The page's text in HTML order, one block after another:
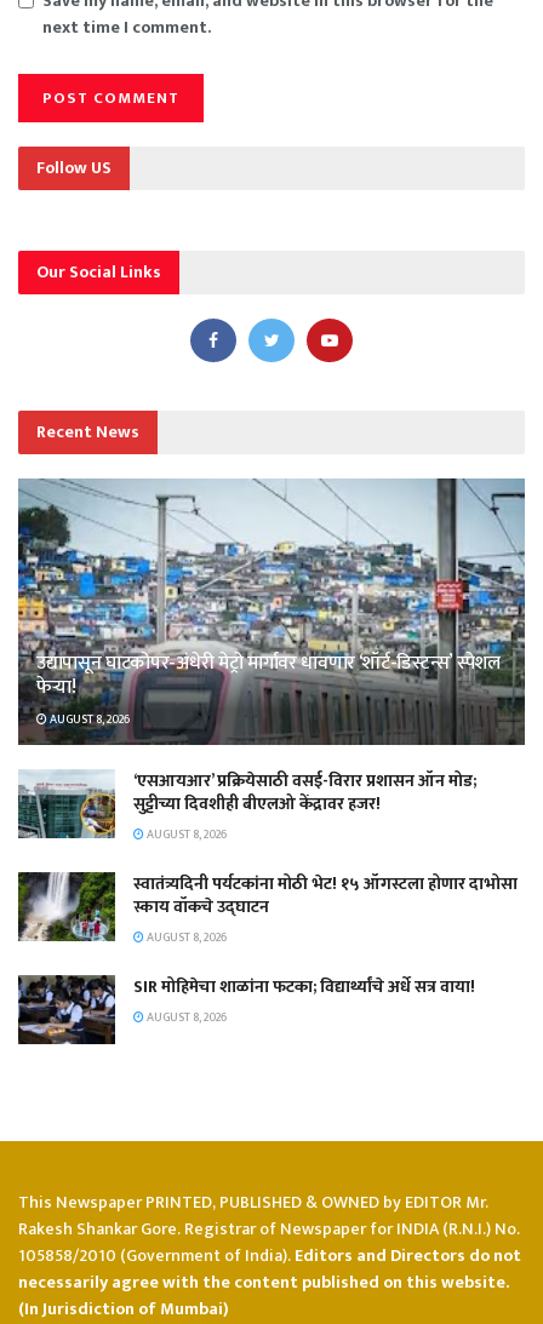
next time I comment.
Follow US
Our Social Links
Recent News
उद्यापासून घाटकोपर-अंधेरी मेट्रो मार्गावर धावणार ‘शॉर्ट-डिस्टन्स’ स्पेशल
फेऱ्या!
AUGUST 8, 2026
‘एसआयआर’ प्रक्रियेसाठी वसई-विरार प्रशासन ऑन मोड;
सुट्टीच्या दिवशीही बीएलओ केंद्रावर हजर!
AUGUST 8, 2026
स्वातंत्र्यदिनी पर्यटकांना मोठी भेट! १५ ऑगस्टला होणार दाभोसा
स्काय वॉकचे उद्घाटन
AUGUST 8, 2026
SIR मोहिमेचा शाळांना फटका; विद्यार्थ्यांचे अर्धे सत्र वाया!
AUGUST 8, 2026
This Newspaper PRINTED, PUBLISHED & OWNED by EDITOR Mr.
Rakesh Shankar Gore. Registrar of Newspaper for INDIA (R.N.I.) No.
105858/2010 (Government of India).Editors and Directors do not
necessarily agree with the content published on this website.
(In Jurisdiction of Mumbai)